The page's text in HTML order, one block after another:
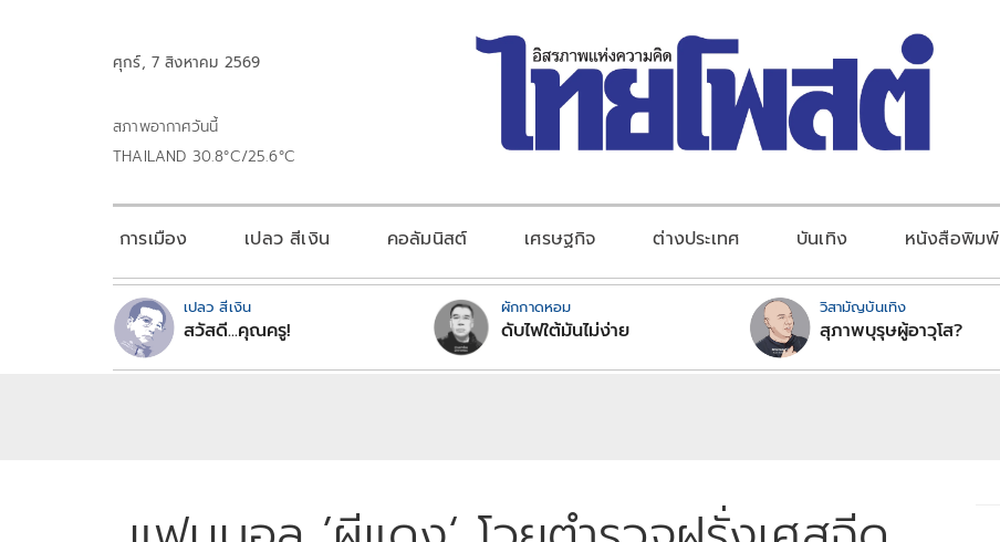
ศุกร์, 7 สิงหาคม 2569
สภาพอากาศวันนี้
THAILAND 30.8°C/25.6°C
การเมือง เปลว สีเงิน คอลัมนิสต์ เศรษฐกิจ ต่างประเทศ บันเทิง หนังสือพิมพ์
เปลว สีเงิน
สวัสดี...คุณครู!
ผักกาดหอม
ดับไฟใต้มันไม่ง่าย
วิสามัญบันเทิง
สุภาพบุรุษผู้อาวุโส?